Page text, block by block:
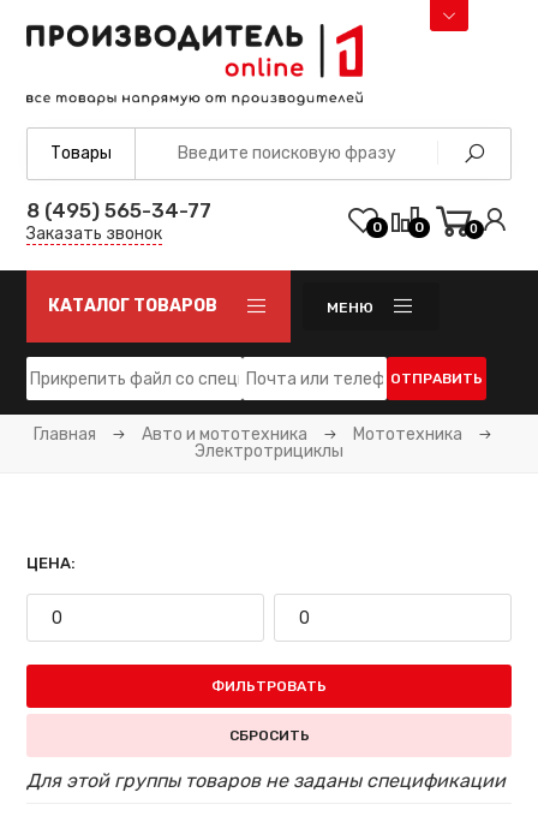
8 (495) 565-34-77
Заказать звонок 0 0 0
КАТАЛОГ ТОВАРОВ МЕНЮ
ОТПРАВИТЬ
Главная Авто и мототехника
Мототехника
Электротрициклы
ЦЕНА:
ФИЛЬТРОВАТЬ
СБРОСИТЬ
Для этой группы товаров не заданы спецификации